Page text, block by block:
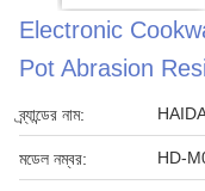
Electronic
Pot Abrasion
ব্র্যান্ডের নাম:
মডেল নম্বর: HD-